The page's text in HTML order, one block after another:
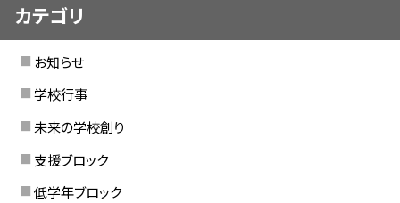
カテゴリ
お知らせ
学校行事
未来の学校創り
支援ブロック
低学年ブロック